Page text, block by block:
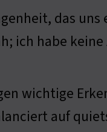
das
ich habe
wichtige
auf